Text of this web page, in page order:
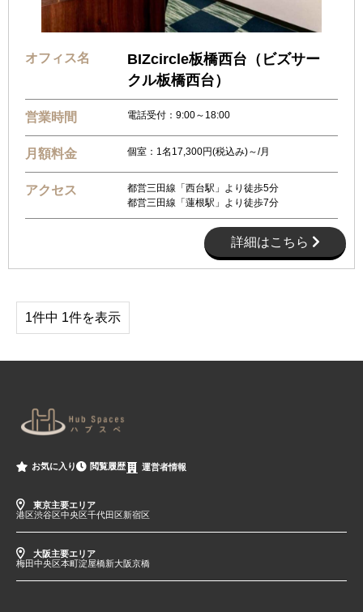
オフィス名
BIZcircle板橋西台（ビズサー
クル板橋西台）
営業時間 電話受付：9:00～18:00
月額料金 個室：1名17,300円(税込み)～/月
アクセス
都営三田線「西台駅」より徒歩5分
都営三田線「蓮根駅」より徒歩7分
詳細はこちら
1件中 1件を表示
お気に入り 閲覧履歴 運営者情報
東京主要エリア
港区渋谷区中央区千代田区新宿区
大阪主要エリア
梅田中央区本町淀屋橋新大阪京橋